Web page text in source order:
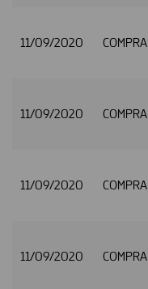
11/09/2020 COMPRA
11/09/2020 COMPRA
11/09/2020 COMPRA
11/09/2020 COMPRA